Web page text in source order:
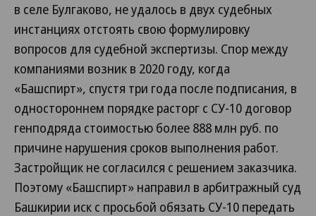
в селе Булгаково, не удалось в двух судебных
инстанциях отстоять свою формулировку
вопросов для судебной экспертизы. Спор между
компаниями возник в 2020 году, когда
«Башспирт», спустя три года после подписания, в
одностороннем порядке расторг с СУ-10 договор
генподряда стоимостью более 888 млн руб. по
причине нарушения сроков выполнения работ.
Застройщик не согласился с решением заказчика.
Поэтому «Башспирт» направил в арбитражный суд
Башкирии иск с просьбой обязать СУ-10 передать